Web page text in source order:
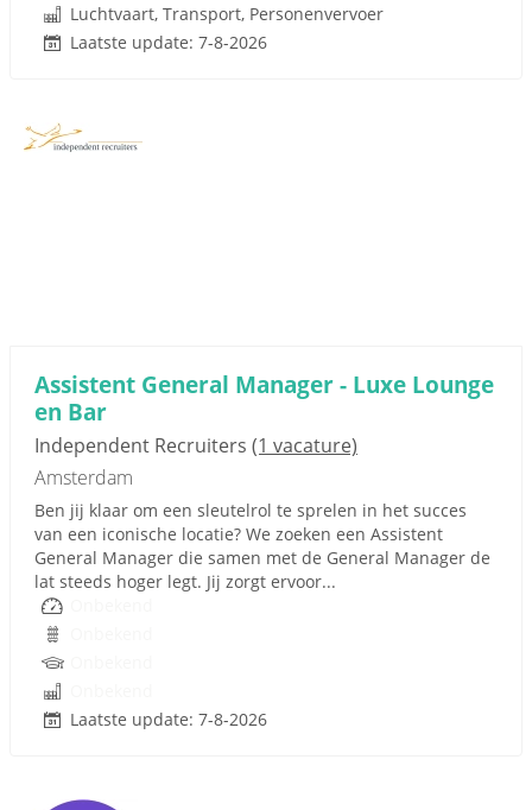
Luchtvaart, Transport, Personenvervoer
Laatste update: 7-8-2026
Assistent General Manager - Luxe Lounge
en Bar
Independent Recruiters (1 vacature)
Amsterdam
Ben jij klaar om een sleutelrol te sprelen in het succes
van een iconische locatie? We zoeken een Assistent
General Manager die samen met de General Manager de
lat steeds hoger legt. Jij zorgt ervoor...
Laatste update: 7-8-2026